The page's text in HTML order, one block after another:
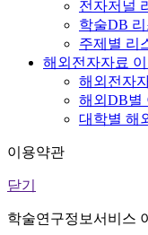
전자저널
학술DB 리
주제별 리
해외전자자료
해외전자
해외DB별
대학별 해
이용약관
닫기
학술연구정보서비스